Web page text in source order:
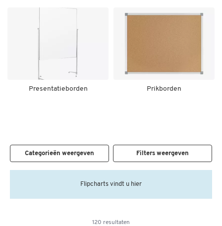
Presentatieborden Prikborden
Categorieën weergeven Filters weergeven
Flipcharts vindt u hier
120 resultaten